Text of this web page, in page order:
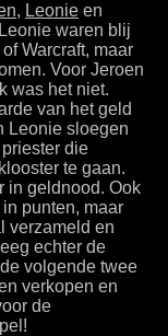
, Leonie en
waren blij
Warcraft, maar
Voor Jeroen
was het niet.
van het geld
Leonie sloegen
die
te gaan.
in geldnood. Ook
punten, maar
verzameld en
echter de
volgende twee
verkopen en
de